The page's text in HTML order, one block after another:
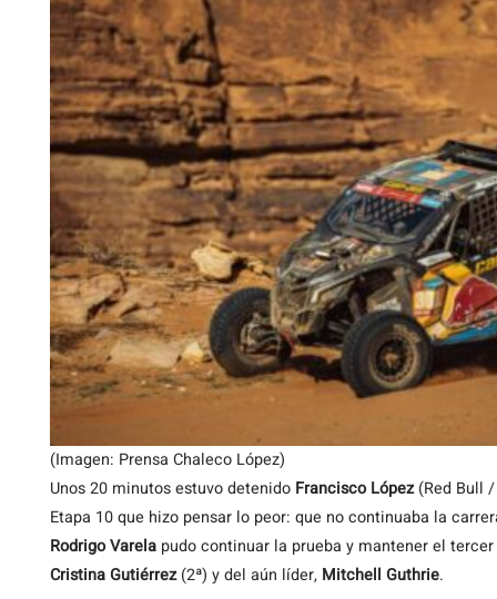
(Imagen: Prensa Chaleco López)
Unos 20 minutos estuvo detenido Francisco López(Red Bull /
Etapa 10 que hizo pensar lo peor: que no continuaba la
Rodrigo Varela pudo continuar la prueba y mantener el
Cristina Gutiérrez(2ª) y del aún líder, Mitchell Guthrie.